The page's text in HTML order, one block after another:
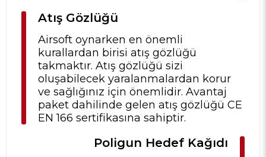
Atış Gözlüğü
Airsoft oynarken en önemli
kurallardan birisi atış gözlüğü
takmaktır. Atış gözlüğü sizi
oluşabilecek yaralanmalardan korur
ve sağlığınız için önemlidir. Avantaj
paket dahilinde gelen atış gözlüğü CE
EN 166 sertifikasına sahiptir.
Poligun Hedef Kağıdı